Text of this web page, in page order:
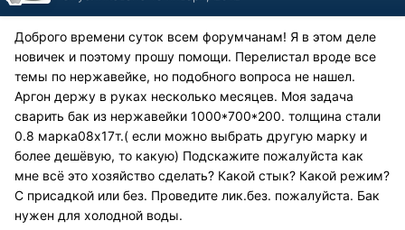
Доброго времени суток всем форумчанам! Я в этом деле
новичек и поэтому прошу помощи. Перелистал вроде все
темы по нержавейке, но подобного вопроса не нашел.
Аргон держу в руках несколько месяцев. Моя задача
сварить бак из нержавейки 1000*700*200. толщина стали
0.8 марка08х17т.( если можно выбрать другую марку и
более дешёвую, то какую) Подскажите пожалуйста как
мне всё это хозяйство сделать? Какой стык? Какой режим?
С присадкой или без. Проведите лик.без. пожалуйста. Бак
нужен для холодной воды.